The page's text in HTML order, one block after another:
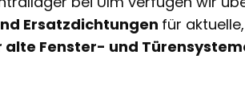
Ersatzdichtungen für
alte Fenster- und